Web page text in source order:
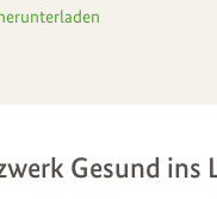
Gesund ins